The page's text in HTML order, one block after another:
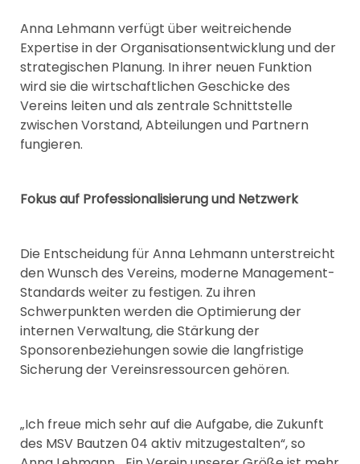
Anna Lehmann verfügt über weitreichende
Expertise in der Organisationsentwicklung und der
strategischen Planung. In ihrer neuen Funktion
wird sie die wirtschaftlichen Geschicke des
Vereins leiten und als zentrale Schnittstelle
zwischen Vorstand, Abteilungen und Partnern
fungieren.
Fokus auf Professionalisierung und Netzwerk
Die Entscheidung für Anna Lehmann unterstreicht
den Wunsch des Vereins, moderne Management-
Standards weiter zu festigen. Zu ihren
Schwerpunkten werden die Optimierung der
internen Verwaltung, die Stärkung der
Sponsorenbeziehungen sowie die langfristige
Sicherung der Vereinsressourcen gehören.
„Ich freue mich sehr auf die Aufgabe, die Zukunft
des MSV Bautzen 04 aktiv mitzugestalten“, so